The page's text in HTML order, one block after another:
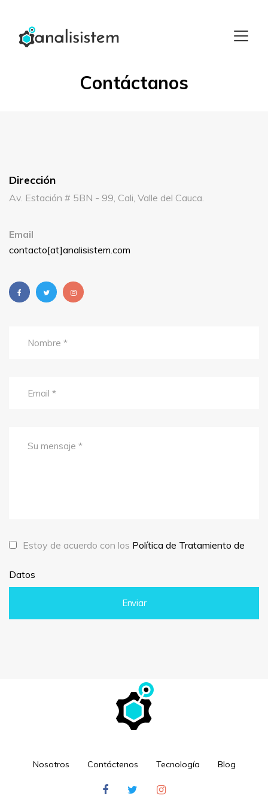
Contáctanos
Dirección
Av. Estación # 5BN - 99, Cali, Valle del Cauca.
Email
contacto[at]analisistem.com
Estoy de acuerdo con los Política de Tratamiento de
Datos
Nosotros Contáctenos Tecnología Blog